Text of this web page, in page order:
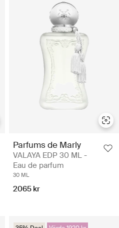
Parfums de Marly
VALAYA EDP 30 ML -
Eau de parfum
30 ML
2065 kr